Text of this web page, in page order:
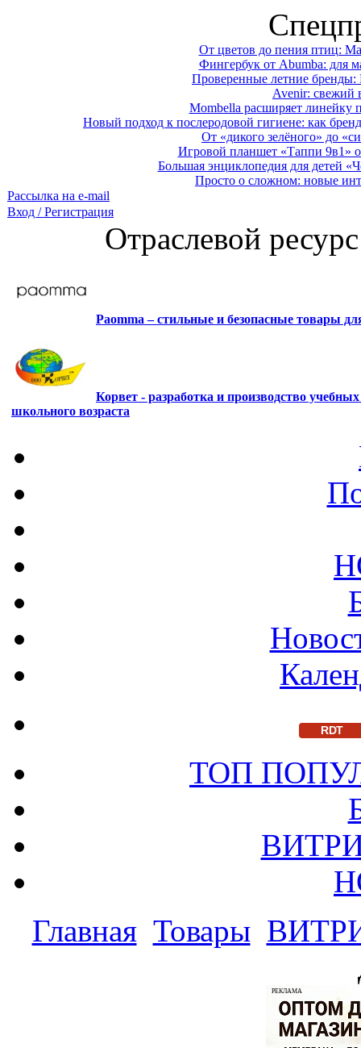
От цветов до пения птиц:
Фингербук от Abumba: для
Проверенные летние
Avenir: свежий
Mombella расширяет линейку
Новый подход к послеродовой гигиене: как
От «дикого зелёного» до
Игровой планшет «Таппи 9в1»
Большая энциклопедия для детей
Просто о сложном: новые
Рассылка на e-mail
Вход / Регистрация
Отраслевой
Paomma – стильные и безопасные товары
Корвет - разработка и производство
школьного возраста
RDT
ТОП
Главная Товары
РЕКЛАМА